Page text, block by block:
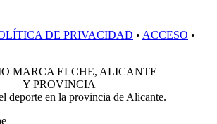
DE PRIVACIDAD • ACCESO •
deporte en la provincia de Alicante.